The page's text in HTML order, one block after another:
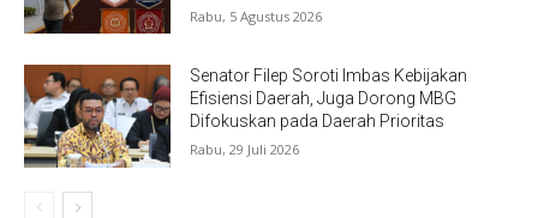
Rabu, 5 Agustus 2026
Senator Filep Soroti Imbas Kebijakan
Efisiensi Daerah, Juga Dorong MBG
Difokuskan pada Daerah Prioritas
Rabu, 29 Juli 2026